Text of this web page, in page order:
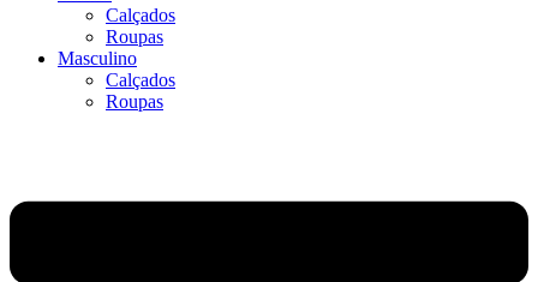
Calçados
Roupas
Masculino
Calçados
Roupas